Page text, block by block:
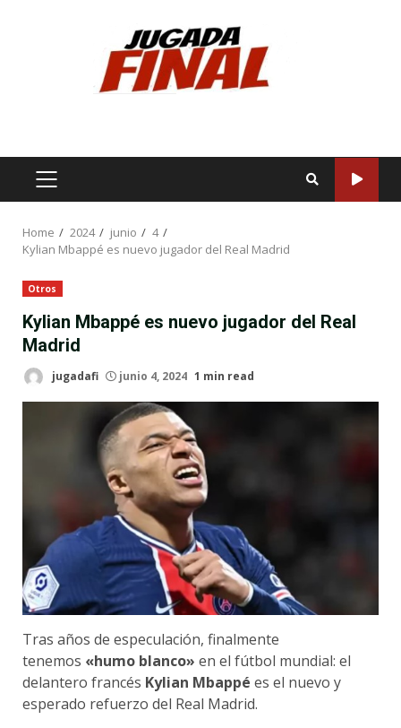
PRIMARY
Home 2024 junio
4
Kylian Mbappé es nuevo jugador del Real Madrid
Otros
Kylian Mbappé es nuevo jugador del Real
Madrid
jugadafi junio 4, 2024 1 min read
Tras años de especulación, finalmente
tenemos «humo blanco» en el fútbol mundial: el
delantero francés Kylian Mbappé es el nuevo y
esperado refuerzo del Real Madrid.